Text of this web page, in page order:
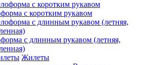
с коротким рукавом
с длинным рукавом (летняя,
Жилеты